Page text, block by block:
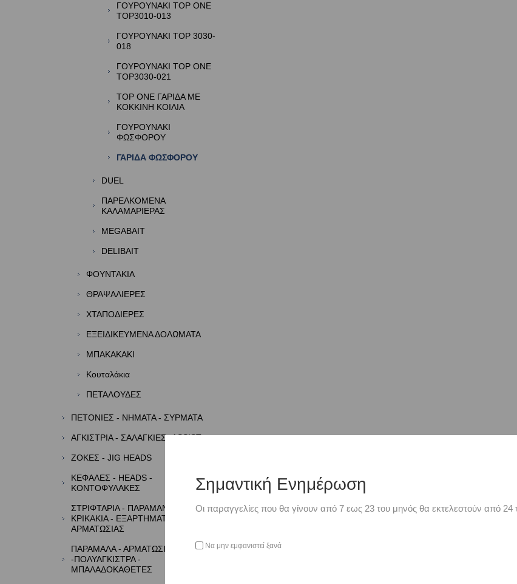
ΓΟΥΡΟΥΝΑΚΙ TOP ONE
TOP3010-013
ΓΟΥΡΟΥΝΑΚΙ TOP 3030-
018
ΓΟΥΡΟΥΝΑΚΙ TOP ONE
TOP3030-021
TOP ONE ΓΑΡΙΔΑ ΜΕ
ΚΟΚΚΙΝΗ ΚΟΙΛΙΑ
ΓΟΥΡΟΥΝΑΚΙ
ΦΩΣΦΟΡΟΥ
ΓΑΡΙΔΑ ΦΩΣΦΟΡΟΥ
DUEL
ΠΑΡΕΛΚΟΜΕΝΑ
ΚΑΛΑΜΑΡΙΕΡΑΣ
MEGABAIT
DELIBAIT
ΦΟΥΝΤΑΚΙΑ
ΘΡΑΨΑΛΙΕΡΕΣ
ΧΤΑΠΟΔΙΕΡΕΣ
ΕΞΕΙΔΙΚΕΥΜΕΝΑ ΔΟΛΩΜΑΤΑ
ΜΠΑΚΑΚΑΚΙ
Κουταλάκια
ΠΕΤΑΛΟΥΔΕΣ
ΠΕΤΟΝΙΕΣ - ΝΗΜΑΤΑ - ΣΥΡΜΑΤΑ
ΑΓΚΙΣΤΡΙΑ - ΣΑΛΑΓΚΙΕΣ- ASSIST
ΖΟΚΕΣ - JIG HEADS
ΚΕΦΑΛΕΣ - HEADS -
ΚΟΝΤΟΦΥΛΑΚΕΣ
ΣΤΡΙΦΤΑΡΙΑ - ΠΑΡΑΜΑΝΕΣ -
ΚΡΙΚΑΚΙΑ - ΕΞΑΡΤΗΜΑΤΑ
ΑΡΜΑΤΩΣΙΑΣ
ΠΑΡΑΜΑΛΑ - ΑΡΜΑΤΩΣΙΕΣ
-ΠΟΛΥΑΓΚΙΣΤΡΑ -
ΜΠΑΛΑΔΟΚΑΘΕΤΕΣ
Σημαντική Ενημέρωση
Οι παραγγελίες που θα γίνουν από 7 εως 23 του μηνός θα εκτελεστούν από 24
Να μην εμφανιστεί ξανά